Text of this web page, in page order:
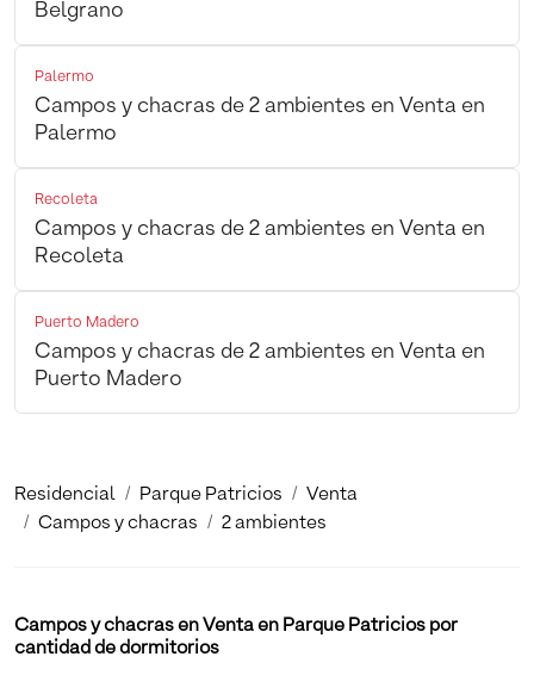
Belgrano
Palermo
Campos y chacras de 2 ambientes en Venta en
Palermo
Recoleta
Campos y chacras de 2 ambientes en Venta en
Recoleta
Puerto Madero
Campos y chacras de 2 ambientes en Venta en
Puerto Madero
Residencial Parque Patricios
Venta
Campos y chacras
2 ambientes
Campos y chacras en Venta en Parque Patricios por
cantidad de dormitorios